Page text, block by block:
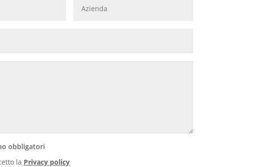
obbligatori
la Privacy policy